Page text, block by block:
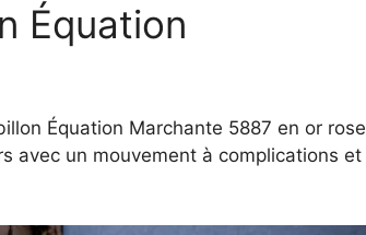
Équation
Équation Marchante 5887 en or rose
avec un mouvement à complications et